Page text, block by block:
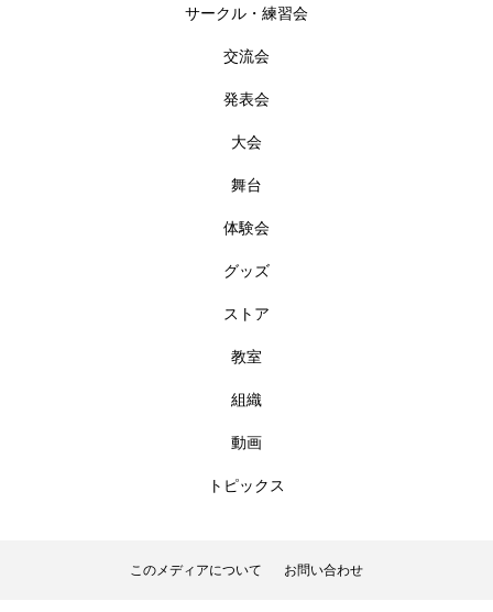
サークル・練習会
交流会
発表会
大会
舞台
体験会
グッズ
ストア
教室
組織
動画
トピックス
このメディアについて お問い合わせ